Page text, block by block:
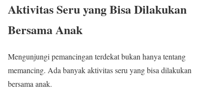
Aktivitas Seru yang Bisa Dilakukan
Bersama Anak
Mengunjungi pemancingan terdekat bukan hanya tentang
memancing. Ada banyak aktivitas seru yang bisa dilakukan
bersama anak.